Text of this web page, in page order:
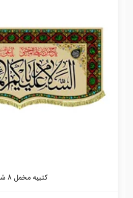
کتیبه مخمل 8 شوال